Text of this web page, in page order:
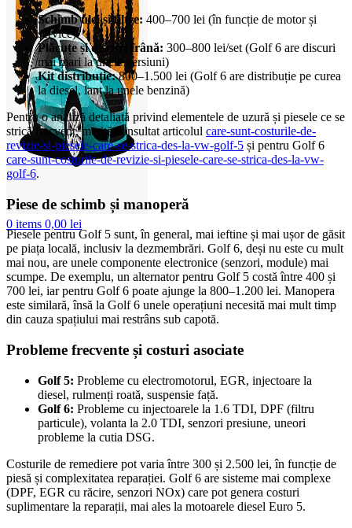
0 items 0,00 lei
Schimb ulei și filtre: 400–700 lei (în funcție de motor și
service)
Plăcuțe și discuri frână: 300–800 lei/set (Golf 6 are discuri
mai mari la unele versiuni)
Kit distribuție:800–1.500 lei (Golf 6 are distribuție pe curea
la diesel, lanț la unele benzină)
Pentru o analiză detaliată privind elementele de uzură și piesele ce se
strică frecvent, merită consultat articolul care-sunt-costurile-de-
revizie-si-piesele-care-se-strica-des-la-vw-golf-5 și pentru Golf 6
care-sunt-costurile-de-revizie-si-piesele-care-se-strica-des-la-vw-
golf-6.
Piese de schimb și manoperă
Piesele pentru Golf 5 sunt, în general, mai ieftine și mai ușor de găsit
pe piața locală, inclusiv la dezmembrări. Golf 6, deși nu este cu mult
mai nou, are unele componente electronice (senzori, module) mai
scumpe. De exemplu, un alternator pentru Golf 5 costă între 400 și
700 lei, iar pentru Golf 6 poate ajunge la 800–1.200 lei. Manopera
este similară, însă la Golf 6 unele operațiuni necesită mai mult timp
din cauza spațiului mai restrâns sub capotă.
Probleme frecvente și costuri asociate
Golf 5: Probleme cu electromotorul, EGR, injectoare la
diesel, rulmenți roată, suspensie față.
Golf 6: Probleme cu injectoarele la 1.6 TDI, DPF (filtru
particule), volanta la 2.0 TDI, senzori presiune, uneori
probleme la cutia DSG.
Costurile de remediere pot varia între 300 și 2.500 lei, în funcție de
piesă și complexitatea reparației. Golf 6 are sisteme mai complexe
(DPF, EGR cu răcire, senzori NOx) care pot genera costuri
suplimentare la reparații, mai ales la motoarele diesel Euro 5.